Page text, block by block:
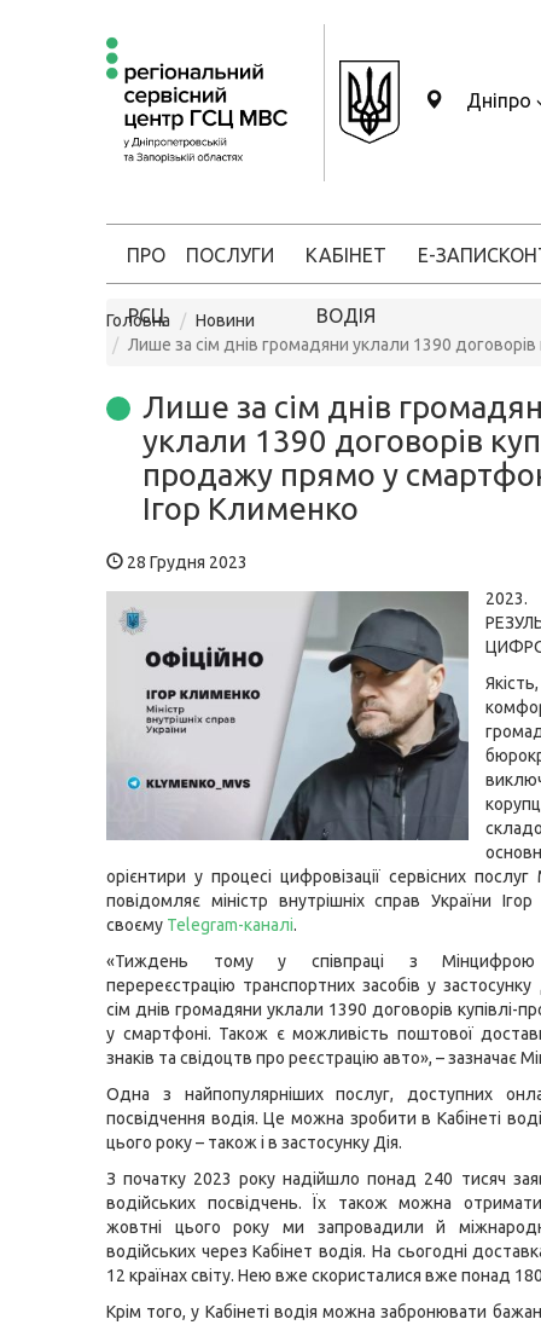
Дніпро
ПРО
РСЦ
ПОСЛУГИ КАБІНЕТ
ВОДІЯ
Е-ЗАПИС
Головна
Новини
Лише за сім днів громадяни уклали 1390
Лише за сім днів
уклали 1390 договорів
продажу прямо у
Ігор Клименко
28 Грудня 2023
2023.
орієнтири у процесі цифровізації сервісних
повідомляє міністр внутрішніх справ України
своєму Telegram-каналі.
«Тиждень тому у співпраці з Мінцифрою
перереєстрацію транспортних засобів у
сім днів громадяни уклали 1390 договорів купівлі-
у смартфоні. Також є можливість поштової
знаків та свідоцтв про реєстрацію авто», – зазначає
Одна з найпопулярніших послуг, доступних
посвідчення водія. Це можна зробити в Кабінеті
цього року – також і в застосунку Дія.
З початку 2023 року надійшло понад 240 тисяч
водійських посвідчень. Їх також можна
жовтні цього року ми запровадили й
водійських через Кабінет водія. На сьогодні
12 країнах світу. Нею вже скористалися вже понад
Крім того, у Кабінеті водія можна забронювати